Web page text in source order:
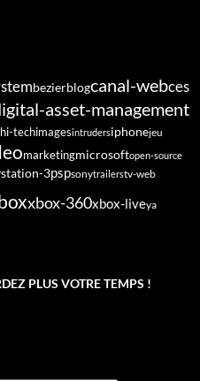
bezierblogcanal-webces
asset-management
hi-techimagesintrudersiphonejeu
marketingmicrosoftopen-source
3pspsonytrailerstv-web
xbox-360xbox-liveya
PLUS VOTRE TEMPS !